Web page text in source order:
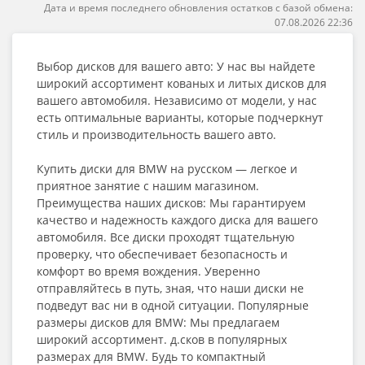
Дата и время последнего обновления остатков с базой обмена:
07.08.2026 22:36
Выбор дисков для вашего авто: У нас вы найдете
широкий ассортимент кованых и литых дисков для
вашего автомобиля. Независимо от модели, у нас
есть оптимальные варианты, которые подчеркнут
стиль и производительность вашего авто.
Купить диски для BMW на русском — легкое и
приятное занятие с нашим магазином.
Преимущества наших дисков: Мы гарантируем
качество и надежность каждого диска для вашего
автомобиля. Все диски проходят тщательную
проверку, что обеспечивает безопасность и
комфорт во время вождения. Уверенно
отправляйтесь в путь, зная, что наши диски не
подведут вас ни в одной ситуации. Популярные
размеры дисков для BMW: Мы предлагаем
широкий ассортимент. д.сков в популярных
размерах для BMW. Будь то компактный